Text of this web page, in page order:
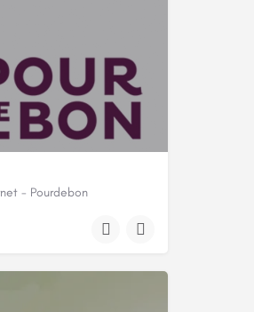
- Pourdebon
le-Château, Pyrénées-Orientales